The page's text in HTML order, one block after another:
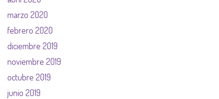
marzo 2020
febrero 2020
diciembre 2019
noviembre 2019
octubre 2019
junio 2019